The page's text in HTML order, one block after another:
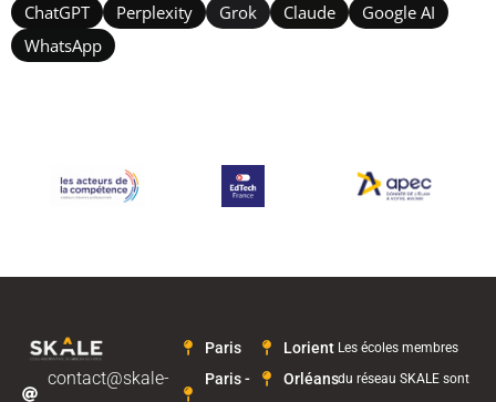
ChatGPT Perplexity Grok Claude
Google AI
WhatsApp
contact@skale-
Paris
Paris -
Lorient
Orléans
Les écoles membres
du réseau SKALE sont